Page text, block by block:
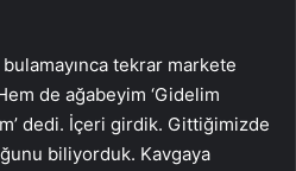
tekrar markete
de ağabeyim ‘Gidelim
dedi. İçeri girdik. Gittiğimizde
biliyorduk. Kavgaya